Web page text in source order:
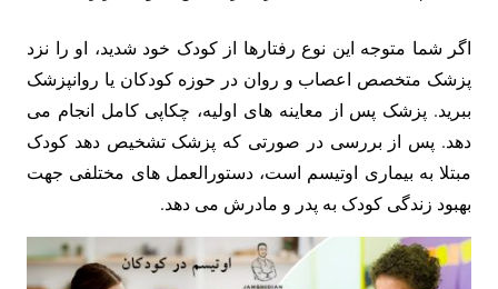
اگر شما متوجه این نوع رفتارها از کودک خود شدید، او را نزد
پزشک متخصص اعصاب و روان در حوزه کودکان یا روانپزشک
ببرید. پزشک پس از معاینه های اولیه، چکاپی کامل انجام می
دهد. پس از بررسی در صورتی که پزشک تشخیص دهد کودک
مبتلا به بیماری اوتیسم است، دستورالعمل های مختلفی جهت
بهبود زندگی کودک به پدر و مادرش می دهد.